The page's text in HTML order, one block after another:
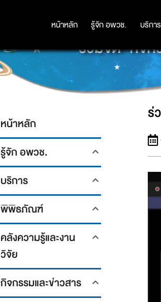
หน้าหลัก รู้จัก อพวช. บริการ
หน้าหลัก รู้จัก อพวช. บริการ
ร่วมจัด "กิจก
หน้าหลัก
รู้จัก อพวช.
บริการ
พิพิธภัณฑ์
คลังความรู้และงาน
วิจัย
กิจกรรมและข่าวสาร
ร่